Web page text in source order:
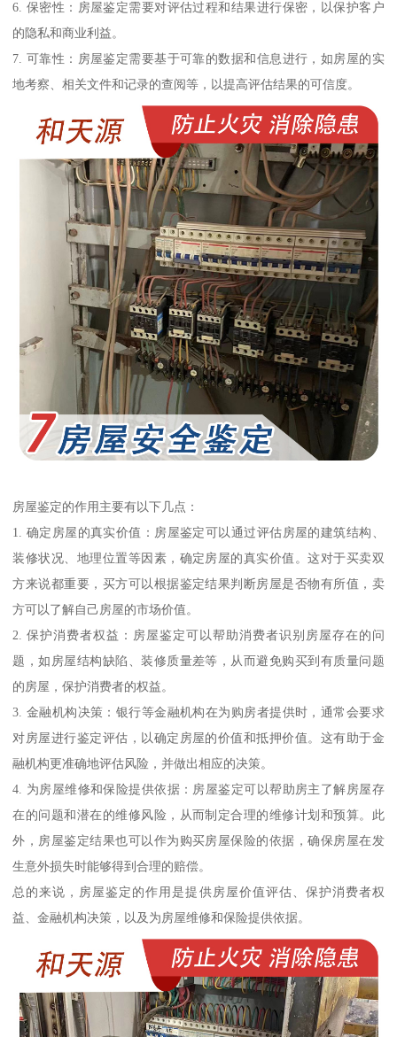
6. 保密性：房屋鉴定需要对评估过程和结果进行保密，以保护客户
的隐私和商业利益。
7. 可靠性：房屋鉴定需要基于可靠的数据和信息进行，如房屋的实
地考察、相关文件和记录的查阅等，以提高评估结果的可信度。
房屋鉴定的作用主要有以下几点：
1. 确定房屋的真实价值：房屋鉴定可以通过评估房屋的建筑结构、
装修状况、地理位置等因素，确定房屋的真实价值。这对于买卖双
方来说都重要，买方可以根据鉴定结果判断房屋是否物有所值，卖
方可以了解自己房屋的市场价值。
2. 保护消费者权益：房屋鉴定可以帮助消费者识别房屋存在的问
题，如房屋结构缺陷、装修质量差等，从而避免购买到有质量问题
的房屋，保护消费者的权益。
3. 金融机构决策：银行等金融机构在为购房者提供时，通常会要求
对房屋进行鉴定评估，以确定房屋的价值和抵押价值。这有助于金
融机构更准确地评估风险，并做出相应的决策。
4. 为房屋维修和保险提供依据：房屋鉴定可以帮助房主了解房屋存
在的问题和潜在的维修风险，从而制定合理的维修计划和预算。此
外，房屋鉴定结果也可以作为购买房屋保险的依据，确保房屋在发
生意外损失时能够得到合理的赔偿。
总的来说，房屋鉴定的作用是提供房屋价值评估、保护消费者权
益、金融机构决策，以及为房屋维修和保险提供依据。